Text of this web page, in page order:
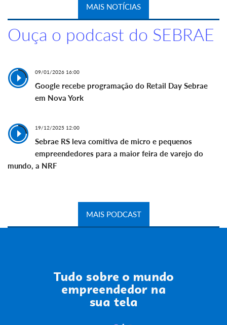
MAIS NOTÍCIAS
Ouça o podcast do SEBRAE
09/01/2026 16:00
Google recebe programação do Retail Day Sebrae
em Nova York
19/12/2025 12:00
Sebrae RS leva comitiva de micro e pequenos
empreendedores para a maior feira de varejo do
mundo, a NRF
MAIS PODCAST